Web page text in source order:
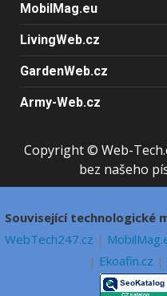
MobilMag.eu
LivingWeb.cz
GardenWeb.cz
Army-Web.cz
Copyright © Web-
bez našeho
Související technologické
WebTech247.cz |
| Ekoafin.cz |